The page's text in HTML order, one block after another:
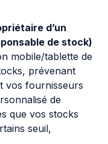
d’un
de stock)
mobile/tablette de
prévenant
vos fournisseurs
de
que vos stocks
seuil,